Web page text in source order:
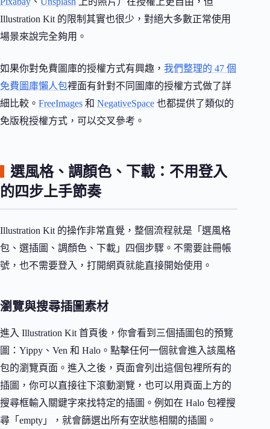
Illustration Kit 的限制其實也很少，對絕大多數正常使用
場景來說完全夠用。
如果你對免費圖庫的授權方式有興趣， 我們整理的 47 個
免費圖庫懶人包裡面有針對不同圖庫的授權方式做了詳
細比較。 FreeImages 和 NegativeSpace 也都提供了類似的
免版稅授權方式，可以交叉參考。
選風格、調顏色、下載：不用登入
的四步上手節奏
Illustration Kit 的操作非常直覺，整個流程就是「選風格
包、選插圖、調顏色、下載」四個步驟。不需要註冊帳
號，也不需要登入，打開網頁就能直接開始使用。
瀏覽與搜尋插圖素材
進入 Illustration Kit 首頁後，你會看到三個插圖包的預覽
圖：Yippy、Ven 和 Halo。點擊任何一個就會進入該風格
包的瀏覽頁面。進入之後，頁面會列出這個包裡所有的
插圖，你可以直接往下滾動瀏覽，也可以用頁面上方的
搜尋框輸入關鍵字來找特定的插圖。例如在 Halo 包裡搜
尋「empty」，就會篩選出所有空狀態相關的插圖。